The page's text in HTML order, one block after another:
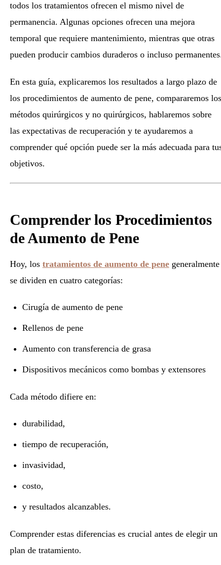
todos los tratamientos ofrecen el mismo nivel de
permanencia. Algunas opciones ofrecen una mejora
temporal que requiere mantenimiento, mientras que otras
pueden producir cambios duraderos o incluso
En esta guía, explicaremos los resultados a largo plazo de
los procedimientos de aumento de pene, compararemos los
métodos quirúrgicos y no quirúrgicos, hablaremos sobre
las expectativas de recuperación y te ayudaremos a
comprender qué opción puede ser la más adecuada para
objetivos.
Comprender los Procedimientos
de Aumento de Pene
Hoy, los tratamientos de aumento de pene generalmente
se dividen en cuatro categorías:
Cirugía de aumento de pene
Rellenos de pene
Aumento con transferencia de grasa
Dispositivos mecánicos como bombas y extensores
Cada método difiere en:
durabilidad,
tiempo de recuperación,
invasividad,
costo,
y resultados alcanzables.
Comprender estas diferencias es crucial antes de elegir un
plan de tratamiento.